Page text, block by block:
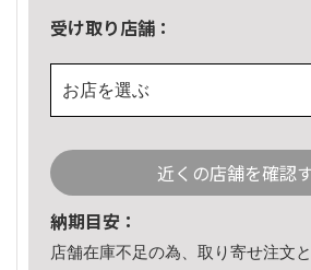
受け取り店舗：
お店を選ぶ
近くの店舗を確認
納期目安：
店舗在庫不足の為、取り寄せ注文と